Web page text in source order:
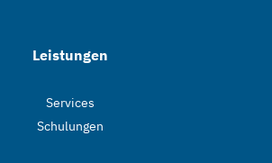
Leistungen
Services
Schulungen